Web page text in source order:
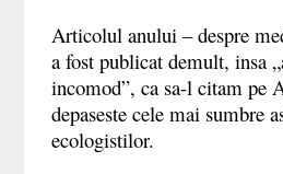
Articolul anului–despre
a fost publicat demult, insa „
incomod”, ca sa-l citam pe
depaseste cele mai sumbre
ecologistilor.